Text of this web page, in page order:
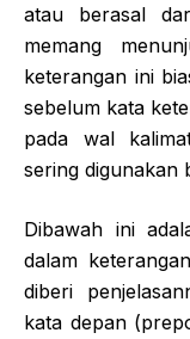
atau berasal
memang
keterangan ini
sebelum kata
pada wal
sering digunakan
Dibawah ini
dalam
diberi
kata depan